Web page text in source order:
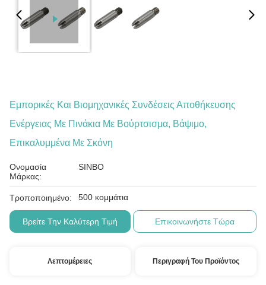
Εμπορικές Και Βιομηχανικές Συνδέσεις Αποθήκευσης
Ενέργειας Με Πινάκια Με Βούρτσισμα, Βάψιμο,
Επικαλυμμένα Με Σκόνη
Ονομασία
Μάρκας:
SINBO
Τροποποιημένο: 500 κομμάτια
Βρείτε Την Καλύτερη Τιμή Επικοινωνήστε Τώρα
Λεπτομέρειες Περιγραφή Του Προϊόντος